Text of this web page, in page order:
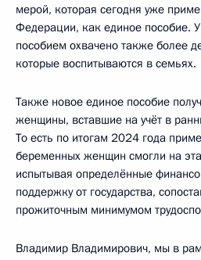
мерой, которая сегодня уже
Федерации, как единое пособие.
пособием охвачено также более
которые воспитываются в семьях.
Также новое единое пособие
женщины, вставшие на учёт в
То есть по итогам 2024 года
беременных женщин смогли на
испытывая определённые
поддержку от государства,
прожиточным минимумом
Владимир Владимирович, мы в